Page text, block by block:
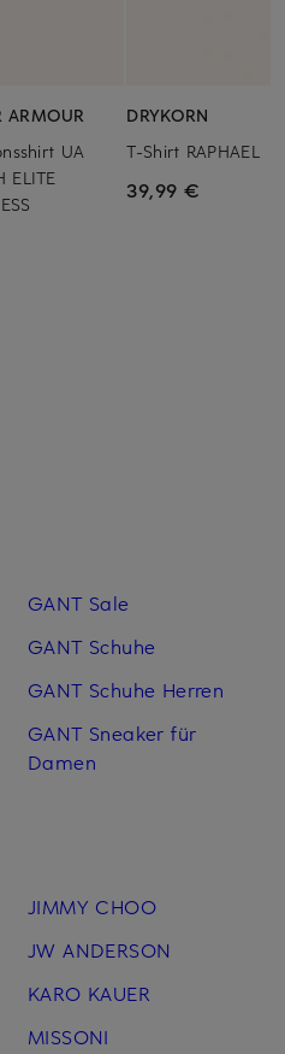
ARMOUR
UA
ELITE
DRYKORN
T-Shirt RAPHAEL
39,99 €
GANT Sale
GANT Schuhe
GANT Schuhe Herren
GANT Sneaker für
Damen
JIMMY CHOO
JW ANDERSON
KARO KAUER
MISSONI